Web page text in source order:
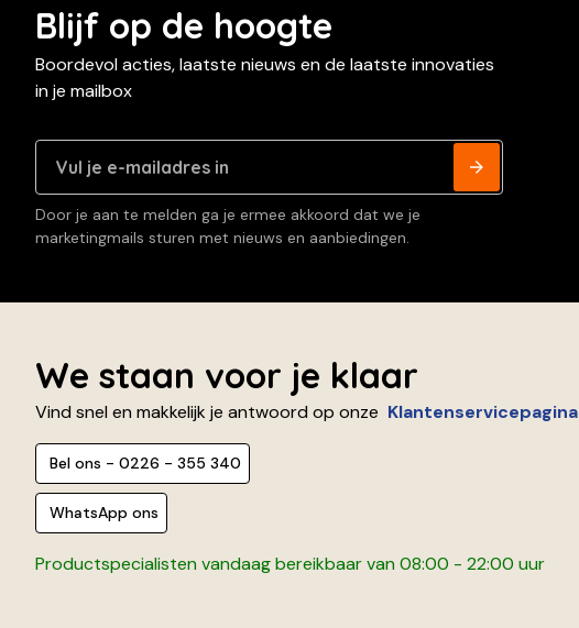
Blijf op de hoogte
Boordevol acties, laatste nieuws en de laatste innovaties
in je mailbox
Door je aan te melden ga je ermee akkoord dat we je
marketingmails sturen met nieuws en aanbiedingen.
We staan voor je klaar
Vind snel en makkelijk je antwoord op onze Klantenservicepagina
Bel ons - 0226 - 355 340
WhatsApp ons
Productspecialisten vandaag bereikbaar van 08:00 - 22:00 uur